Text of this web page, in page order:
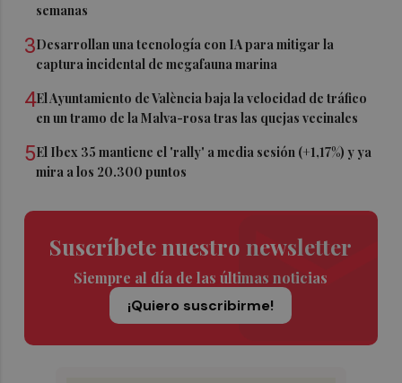
semanas
3Desarrollan una tecnología con IA para mitigar la
captura incidental de megafauna marina
4El Ayuntamiento de València baja la velocidad de tráfico
en un tramo de la Malva-rosa tras las quejas vecinales
5El Ibex 35 mantiene el 'rally' a media sesión (+1,17%) y ya
mira a los 20.300 puntos
Suscríbete nuestro newsletter
Siempre al día de las últimas noticias
¡Quiero suscribirme!